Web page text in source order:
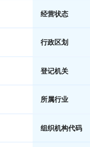
经营状态
行政区划
登记机关
所属行业
组织机构代码